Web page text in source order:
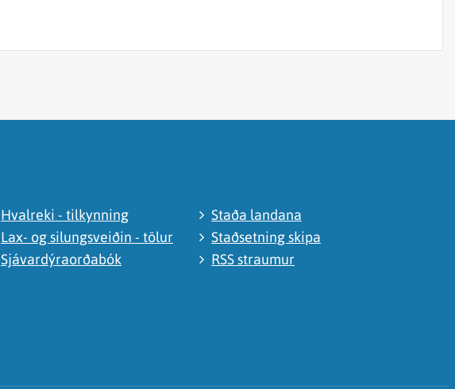
Hvalreki - tilkynning
Lax- og silungsveiðin - tölur
Sjávardýraorðabók
Staða landana
Staðsetning skipa
RSS straumur